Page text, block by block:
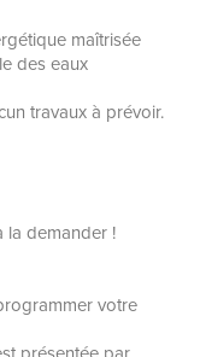
maîtrisée
des eaux
travaux à prévoir.
la demander !
votre